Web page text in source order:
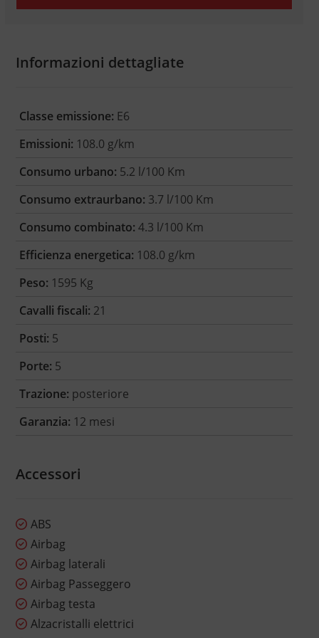
Informazioni dettagliate
Classe emissione: E6
Emissioni: 108.0 g/km
Consumo urbano: 5.2 l/100 Km
Consumo extraurbano: 3.7 l/100 Km
Consumo combinato: 4.3 l/100 Km
Efficienza energetica: 108.0 g/km
Peso: 1595 Kg
Cavalli fiscali: 21
Posti: 5
Porte: 5
Trazione: posteriore
Garanzia: 12 mesi
Accessori
ABS
Airbag
Airbag laterali
Airbag Passeggero
Airbag testa
Alzacristalli elettrici